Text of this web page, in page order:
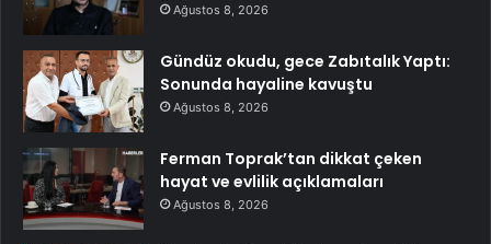
Ağustos 8, 2026
Gündüz okudu, gece Zabıtalık Yaptı:
Sonunda hayaline kavuştu
Ağustos 8, 2026
Ferman Toprak’tan dikkat çeken
hayat ve evlilik açıklamaları
Ağustos 8, 2026